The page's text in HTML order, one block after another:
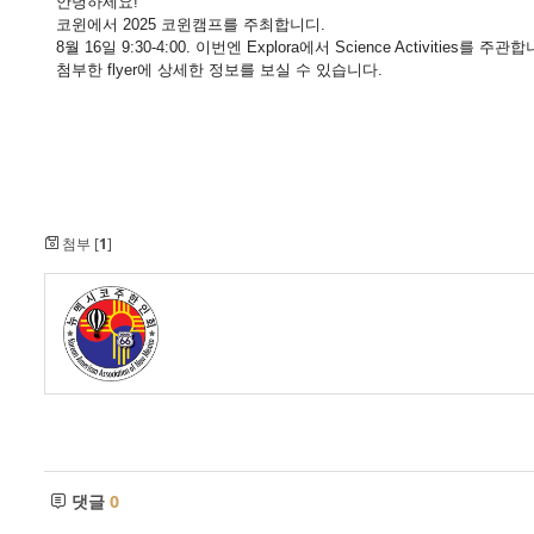
코윈에서 2025 코윈캠프를 주최합니디.
8월 16일 9:30-4:00. 이번엔 Explora에서 Science Activities를 주관합
첨부한 flyer에 상세한 정보를 보실 수 있습니다.
첨부 [1]
댓글 0
- 한인회장선관위원회
- 한인회 정관 위원회